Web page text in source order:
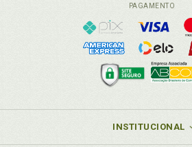
PAGAMENTO
INSTITUCIONAL